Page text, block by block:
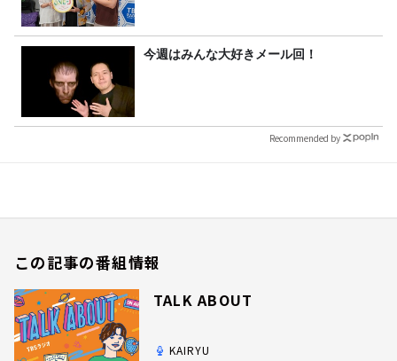
今週はみんな大好きメール回！
Recommended by
この記事の番組情報
TALK ABOUT
KAIRYU